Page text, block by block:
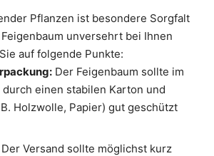
Pflanzen ist besondere Sorgfalt
unversehrt bei Ihnen
auf folgende Punkte:
Der Feigenbaum sollte im
einen stabilen Karton und
Holzwolle, Papier) gut geschützt
Der Versand sollte möglichst kurz